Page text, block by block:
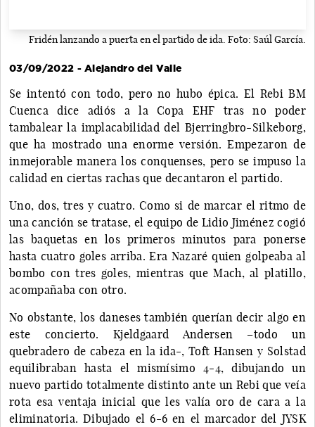
Fridén lanzando a puerta en el partido de ida. Foto: Saúl García.
03/09/2022 - Alejandro del Valle
Se intentó con todo, pero no hubo épica. El Rebi BM
Cuenca dice adiós a la Copa EHF tras no poder
tambalear la implacabilidad del Bjerringbro-Silkeborg,
que ha mostrado una enorme versión. Empezaron de
inmejorable manera los conquenses, pero se impuso la
calidad en ciertas rachas que decantaron el partido.
Uno, dos, tres y cuatro. Como si de marcar el ritmo de
una canción se tratase, el equipo de Lidio Jiménez cogió
las baquetas en los primeros minutos para ponerse
hasta cuatro goles arriba. Era Nazaré quien golpeaba al
bombo con tres goles, mientras que Mach, al platillo,
acompañaba con otro.
No obstante, los daneses también querían decir algo en
este concierto. Kjeldgaard Andersen –todo un
quebradero de cabeza en la ida-, Toft Hansen y Solstad
equilibraban hasta el mismísimo 4-4, dibujando un
nuevo partido totalmente distinto ante un Rebi que veía
rota esa ventaja inicial que les valía oro de cara a la
eliminatoria. Dibujado el 6-6 en el marcador del JYSK